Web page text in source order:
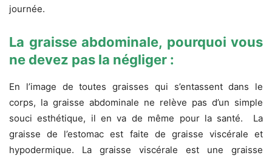
journée.
La graisse abdominale, pourquoi vous
ne devez pas la négliger :
En l’image de toutes graisses qui s’entassent dans le
corps, la graisse abdominale ne relève pas d’un simple
souci esthétique, il en va de même pour la santé. La
graisse de l’estomac est faite de graisse viscérale et
hypodermique. La graisse viscérale est une graisse